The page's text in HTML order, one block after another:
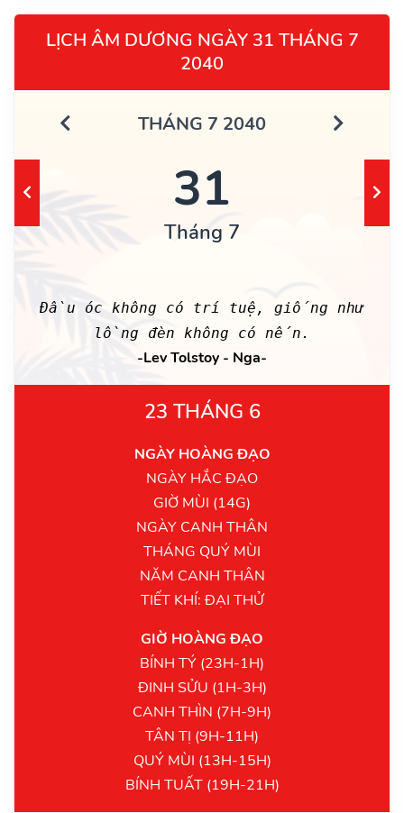
LỊCH ÂM DƯƠNG NGÀY 31 THÁNG 7
2040
THÁNG 7 2040
31
Tháng 7
Đầu óc không có trí tuệ, giống như
lồng đèn không có nến.
-Lev Tolstoy - Nga-
23 THÁNG 6
NGÀY HOÀNG ĐẠO
NGÀY HẮC ĐẠO
GIỜ MÙI (14G)
NGÀY CANH THÂN
THÁNG QUÝ MÙI
NĂM CANH THÂN
TIẾT KHÍ: ĐẠI THỬ
GIỜ HOÀNG ĐẠO
BÍNH TÝ (23H-1H)
ĐINH SỬU (1H-3H)
CANH THÌN (7H-9H)
TÂN TỊ (9H-11H)
QUÝ MÙI (13H-15H)
BÍNH TUẤT (19H-21H)